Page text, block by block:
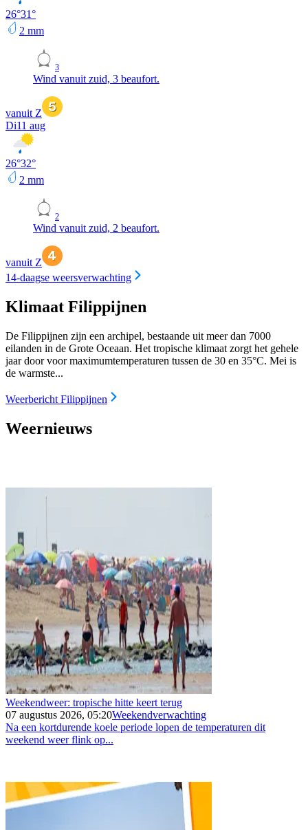
26°31°
2 mm
3
Wind vanuit zuid, 3 beaufort.
vanuit Z
Di11 aug
26°32°
2 mm
2
Wind vanuit zuid, 2 beaufort.
vanuit Z
14-daagse weersverwachting
Klimaat Filippijnen
De Filippijnen zijn een archipel, bestaande uit meer dan 7000
eilanden in de Grote Oceaan. Het tropische klimaat zorgt het gehele
jaar door voor maximumtemperaturen tussen de 30 en 35°C. Mei is
de warmste...
Weerbericht Filippijnen
Weernieuws
Weekendweer: tropische hitte keert terug
07 augustus 2026, 05:20Weekendverwachting
Na een kortdurende koele periode lopen de temperaturen dit
weekend weer flink op...